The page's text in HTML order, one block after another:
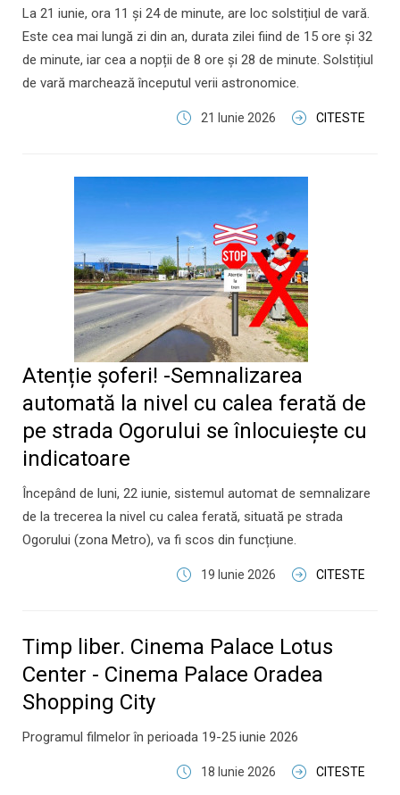
La 21 iunie, ora 11 și 24 de minute, are loc solstițiul de vară.
Este cea mai lungă zi din an, durata zilei fiind de 15 ore și 32
de minute, iar cea a nopții de 8 ore și 28 de minute. Solstițiul
de vară marchează începutul verii astronomice.
21 Iunie 2026 CITESTE
Atenție șoferi! -Semnalizarea
automată la nivel cu calea ferată de
pe strada Ogorului se înlocuiește cu
indicatoare
Începând de luni, 22 iunie, sistemul automat de semnalizare
de la trecerea la nivel cu calea ferată, situată pe strada
Ogorului (zona Metro), va fi scos din funcțiune.
19 Iunie 2026 CITESTE
Timp liber. Cinema Palace Lotus
Center - Cinema Palace Oradea
Shopping City
Programul filmelor în perioada 19-25 iunie 2026
18 Iunie 2026 CITESTE